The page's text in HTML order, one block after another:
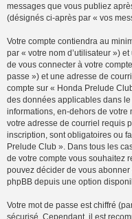
messages que vous publiez
(désignés ci-après par « vos
Votre compte contiendra au
par « votre nom d’utilisateur »)
de vous connecter à votre
passe ») et une adresse de
compte sur « Honda Prelude
des données applicables dans
informations, en-dehors de votre
votre adresse de courriel requis
inscription, sont obligatoires ou
Prelude Club ». Dans tous les
de votre compte vous souhaitez
pouvez décider de vous
phpBB depuis une option
Votre mot de passe est chiffré
sécurisé. Cependant, il est